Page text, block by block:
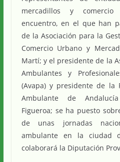
mercadillos y
encuentro, en el que han
de la Asociación para la
Comercio Urbano y
Martí; y el presidente de la
Ambulantes y
(Avapa) y presidente de la
Ambulante de
Figueroa; se ha puesto
de unas jornadas
ambulante en la ciudad
colaborará la Diputación